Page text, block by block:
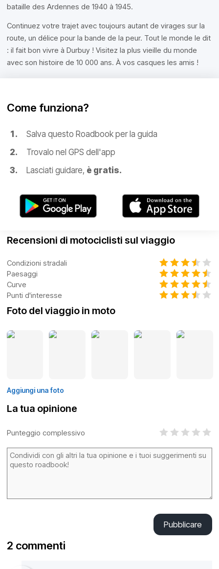
bataille des Ardennes de 1940 à 1945.
Continuez votre trajet avec toujours autant de virages sur la
route, un délice pour la bande de la peur. Tout le monde le dit
: il fait bon vivre à Durbuy ! Visitez la plus vieille du monde
avec son histoire de 10 000 ans. À vos casques les amis !
Come funziona?
Salva questo Roadbook per la guida
Trovalo nel GPS dell'app
Lasciati guidare, è gratis.
Recensioni di motociclisti sul viaggio
Condizioni stradali
Paesaggi
Curve
Punti d'interesse
Foto del viaggio in moto
Aggiungi una foto
La tua opinione
Punteggio complessivo
Pubblicare
2 commenti